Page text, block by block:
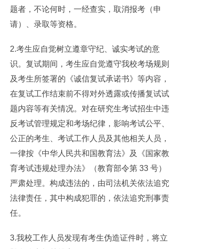
题者，不论何时，一经查实，取消报考（申
请）、录取等资格。
2.考生应自觉树立遵章守纪、诚实考试的意
识。复试期间，考生应自觉遵守我校考场规则
及考生所签署的《诚信复试承诺书》等内容，
在复试工作结束前不得对外透露或传播复试试
题内容等有关情况。对在研究生考试招生中违
反考试管理规定和考场纪律，影响考试公平、
公正的考生、考试工作人员及其他相关人员，
一律按《中华人民共和国教育法》及《国家教
育考试违规处理办法》（教育部令第 33 号）
严肃处理。构成违法的，由司法机关依法追究
法律责任，其中构成犯罪的，依法追究刑事责
任。
3.我校工作人员发现有考生伪造证件时，将立